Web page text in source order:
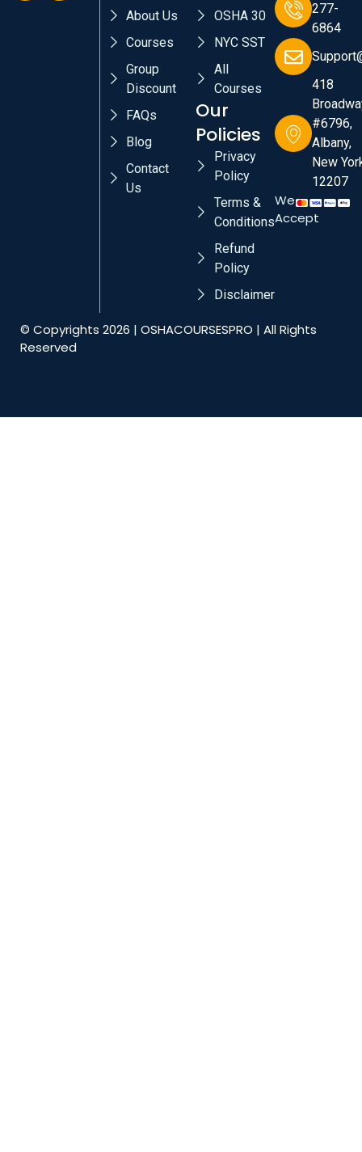
About Us
Courses
Group
Discount
FAQs
Blog
Contact
Us
OSHA 30
NYC SST
All
Courses
Our
Policies
Privacy
Policy
Terms &
Conditions
Refund
Policy
Disclaimer
277-
6864
418
#6796,
Albany,
New
12207
We
Accept
© Copyrights 2026 | OSHACOURSESPRO | All Rights
Reserved